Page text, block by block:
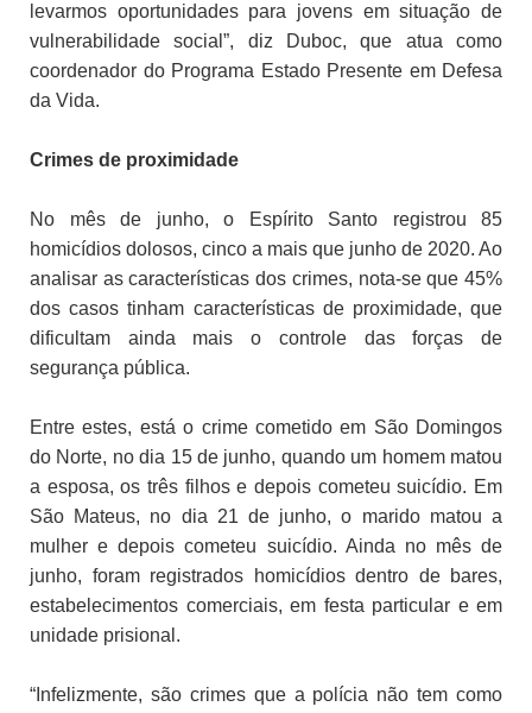
levarmos oportunidades para jovens em situação de
vulnerabilidade social”, diz Duboc, que atua como
coordenador do Programa Estado Presente em Defesa
da Vida.
Crimes de proximidade
No mês de junho, o Espírito Santo registrou 85
homicídios dolosos, cinco a mais que junho de 2020. Ao
analisar as características dos crimes, nota-se que 45%
dos casos tinham características de proximidade, que
dificultam ainda mais o controle das forças de
segurança pública.
Entre estes, está o crime cometido em São Domingos
do Norte, no dia 15 de junho, quando um homem matou
a esposa, os três filhos e depois cometeu suicídio. Em
São Mateus, no dia 21 de junho, o marido matou a
mulher e depois cometeu suicídio. Ainda no mês de
junho, foram registrados homicídios dentro de bares,
estabelecimentos comerciais, em festa particular e em
unidade prisional.
“Infelizmente, são crimes que a polícia não tem como